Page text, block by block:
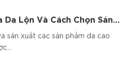
Da Lộn Và Cách Chọn Sản
sản xuất các sản phẩm da cao